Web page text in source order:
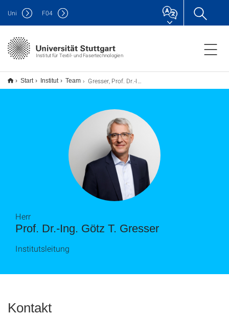
Institut für Textil- und Fasertechnologien
Uni F04
Start Institut Team Gresser, Prof. Dr.-Ing. Götz T.
Prof. Dr.-Ing. Götz T. Gresser
Herr
Institutsleitung
Kontakt